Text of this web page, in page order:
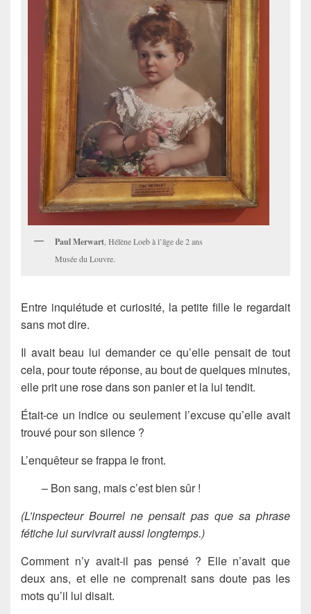
Paul Merwart, Hélène Loeb à l’âge de 2 ans
Musée du Louvre.
Entre inquiétude et curiosité, la petite fille le regardait
sans mot dire.
Il avait beau lui demander ce qu’elle pensait de tout
cela, pour toute réponse, au bout de quelques minutes,
elle prit une rose dans son panier et la lui tendit.
Était-ce un indice ou seulement l’excuse qu’elle avait
trouvé pour son silence ?
L’enquêteur se frappa le front.
– Bon sang, mais c’est bien sûr !
(L’inspecteur Bourrel ne pensait pas que sa phrase
fétiche lui survivrait aussi longtemps.)
Comment n’y avait-il pas pensé ? Elle n’avait que
deux ans, et elle ne comprenait sans doute pas les
mots qu’il lui disait.